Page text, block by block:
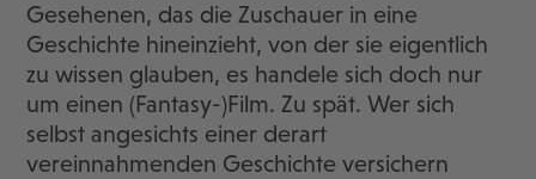
Gesehenen, das die Zuschauer in eine
Geschichte hineinzieht, von der sie eigentlich
zu wissen glauben, es handele sich doch nur
um einen (Fantasy-)Film. Zu spät. Wer sich
selbst angesichts einer derart
vereinnahmenden Geschichte versichern